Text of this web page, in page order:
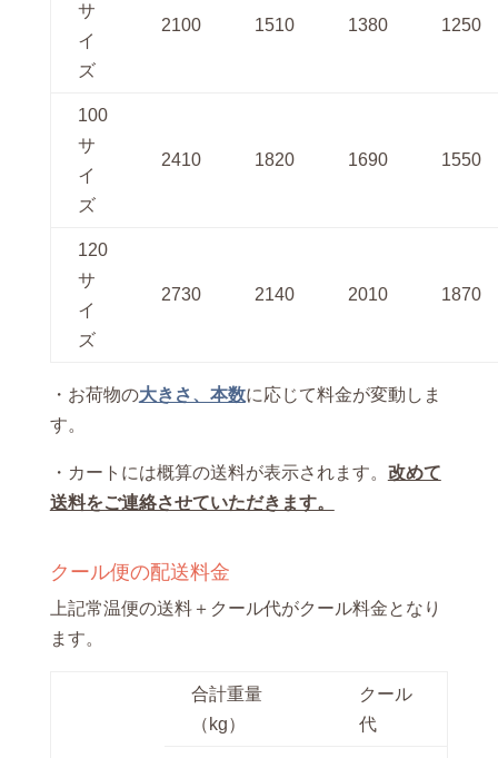
サ
イ
ズ
2100 1510 1380 1250
100
サ
イ
ズ
2410 1820 1690 1550
120
サ
イ
ズ
2730 2140 2010 1870
・お荷物の大きさ、本数に応じて料金が変動しま
す。
・カートには概算の送料が表示されます。 改めて
送料をご連絡させていただきます。
クール便の配送料金
上記常温便の送料＋クール代がクール料金となり
ます。
合計重量
（kg）
クール
代